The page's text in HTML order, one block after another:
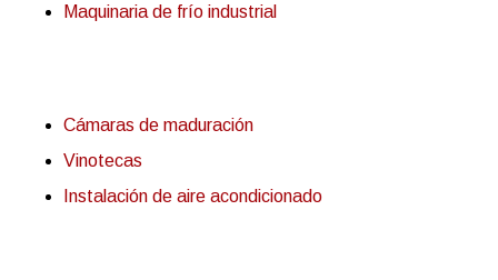
Maquinaria de frío industrial
Cámaras de maduración
Vinotecas
Instalación de aire acondicionado